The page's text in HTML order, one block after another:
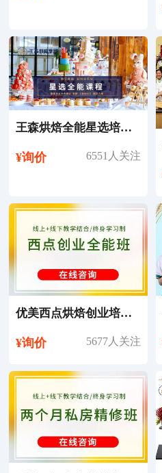
王森烘焙全能星选培训课程
¥询价 6551人关注
优美西点烘焙创业培训课程
¥询价 5677人关注